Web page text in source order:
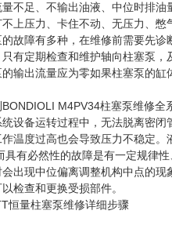
不足、不输出油液、中位时排
上压力、卡住不动、无压力、憋
故障有多种，在维修前需要先
有定期检查和维护轴向柱塞泵
输出流量应为零如果柱塞泵的缸
M4PV34柱塞泵维修全
设备运转过程中，无法脱离密
温度过高也会导致压力不稳定
具有必然性的故障是有一定规律
出现中位偏离调整机构中点的
检查和更换受损部件。
恒量柱塞泵维修详细步骤